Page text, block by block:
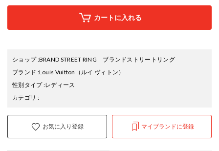
カートに入れる
ショップ:BRAND STREET RING ブランドストリートリング
ブランド :Louis Vuitton （ルイ ヴィトン）
性別タイプ:レディース
カテゴリ :
お気に入り登録 マイブランドに登録